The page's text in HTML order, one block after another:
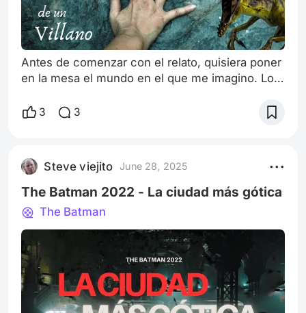
Antes de comenzar con el relato, quisiera poner
en la mesa el mundo en el que me imagino. Los
mediante la experimentación biológica en los
los gigantes jurásicos escaparon de las jaulas.
Ahora están al acecho, listos para buscar el
alimento que satisfaga su prehistóric
3 3
Steve viejito June 28, 2025
The Batman 2022 - La ciudad más gótica
The Batman